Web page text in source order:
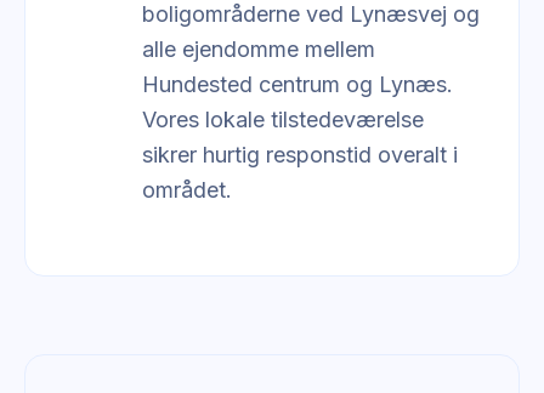
boligområderne ved Lynæsvej og
alle ejendomme mellem
Hundested centrum og Lynæs.
Vores lokale tilstedeværelse
sikrer hurtig responstid overalt i
området.